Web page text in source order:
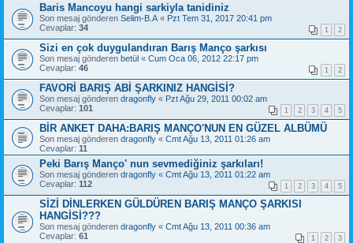
Baris Mancoyu hangi sarkiyla tanidiniz
Son mesaj gönderen Selim-B.A « Pzt Tem 31, 2017 20:41 pm
Cevaplar: 34 1 2
Sizi en çok duygulandıran Barış Manço şarkısı
Son mesaj gönderen betül « Cum Oca 06, 2012 22:17 pm
Cevaplar: 46 1 2
FAVORİ BARIŞ ABİ ŞARKINIZ HANGİSİ?
Son mesaj gönderen dragonfly « Pzt Ağu 29, 2011 00:02 am
Cevaplar: 101 1 2 3 4 5
BİR ANKET DAHA:BARIŞ MANÇO'NUN EN GÜZEL ALBÜMÜ
Son mesaj gönderen dragonfly « Cmt Ağu 13, 2011 01:26 am
Cevaplar: 11
Peki Barış Manço' nun sevmediğiniz şarkıları!
Son mesaj gönderen dragonfly « Cmt Ağu 13, 2011 01:22 am
Cevaplar: 112 1 2 3 4 5
SİZİ DİNLERKEN GÜLDÜREN BARIŞ MANÇO ŞARKISI
HANGİSİ???
Son mesaj gönderen dragonfly « Cmt Ağu 13, 2011 00:36 am
Cevaplar: 61 1 2 3